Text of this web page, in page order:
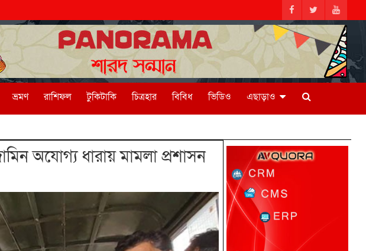
ভ্রমণ রাশিফল টুকিটাকি চিত্রহার বিবিধ ভিডিও এছাড়াও
অযোগ্য ধারায় মামলা প্রশাসন